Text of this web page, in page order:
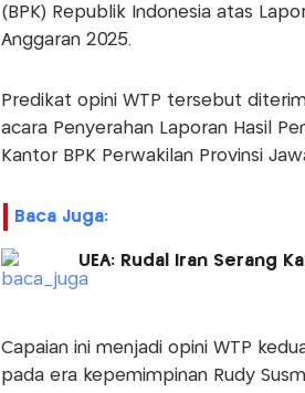
(BPK) Republik Indonesia atas
Anggaran 2025.
Predikat opini WTP tersebut
acara Penyerahan Laporan Hasil
Kantor BPK Perwakilan Provinsi
Baca Juga:
UEA: Rudal Iran Serang
Capaian ini menjadi opini WTP
pada era kepemimpinan Rudy